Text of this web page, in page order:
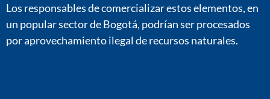
Los responsables de comercializar estos elementos, en
un popular sector de Bogotá, podrían ser procesados
por aprovechamiento ilegal de recursos naturales.